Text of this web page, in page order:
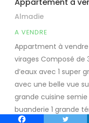
Almadie
A VENDRE
Appartment à
virages Composé de
d’eaux avec 1 super
avec une belle vue
grande cuisine
buanderie 1 grande